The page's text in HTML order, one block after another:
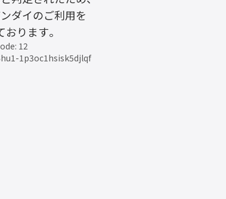
ダイのご利用を
ります。
12
1p3oc1hsisk5djlqf